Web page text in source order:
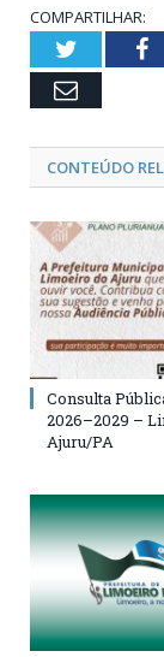
COMPARTILHAR:
Twitter
Email
CONTEÚDO
Consulta
2026–2029 –
Ajuru/PA